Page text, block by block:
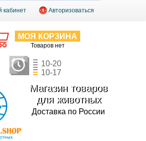
кабинет Авторизоваться
МОЯ КОРЗИНА
Товаров нет
10-20
10-17
Магазин товаров
для животных
Доставка по России